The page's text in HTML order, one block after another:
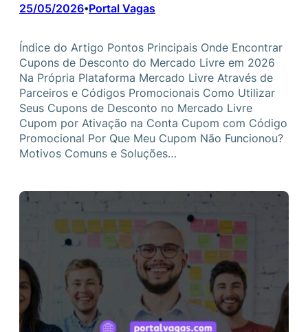
25/05/2026•Portal Vagas
Índice do Artigo Pontos Principais Onde Encontrar
Cupons de Desconto do Mercado Livre em 2026
Na Própria Plataforma Mercado Livre Através de
Parceiros e Códigos Promocionais Como Utilizar
Seus Cupons de Desconto no Mercado Livre
Cupom por Ativação na Conta Cupom com Código
Promocional Por Que Meu Cupom Não Funcionou?
Motivos Comuns e Soluções…